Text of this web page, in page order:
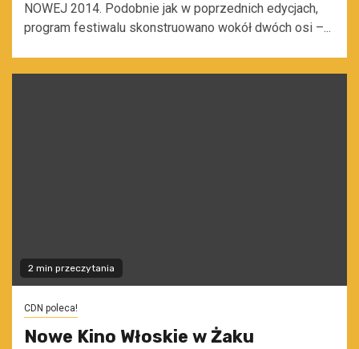
NOWEJ 2014. Podobnie jak w poprzednich edycjach,
program festiwalu skonstruowano wokół dwóch osi –...
2 min przeczytania
CDN poleca!
Nowe Kino Włoskie w Żaku